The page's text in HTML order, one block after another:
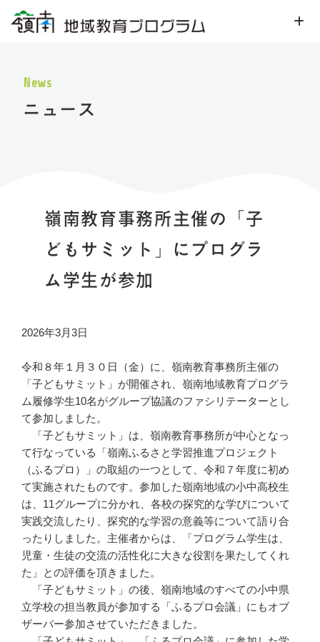
News
ニュース
嶺南教育事務所主催の「子
どもサミット」にプログラ
ム学生が参加
2026年3月3日
令和８年１月３０日（金）に、嶺南教育事務所主催の
「子どもサミット」が開催され、嶺南地域教育プログラ
ム履修学生10名がグループ協議のファシリテーターとし
て参加しました。
「子どもサミット」は、嶺南教育事務所が中心となっ
て行なっている「嶺南ふるさと学習推進プロジェクト
（ふるプロ）」の取組の一つとして、令和７年度に初め
て実施されたものです。参加した嶺南地域の小中高校生
は、11グループに分かれ、各校の探究的な学びについて
実践交流したり、探究的な学習の意義等について語り合
ったりしました。主催者からは、「プログラム学生は、
児童・生徒の交流の活性化に大きな役割を果たしてくれ
た」との評価を頂きました。
「子どもサミット」の後、嶺南地域のすべての小中県
立学校の担当教員が参加する「ふるプロ会議」にもオブ
ザーバー参加させていただきました。